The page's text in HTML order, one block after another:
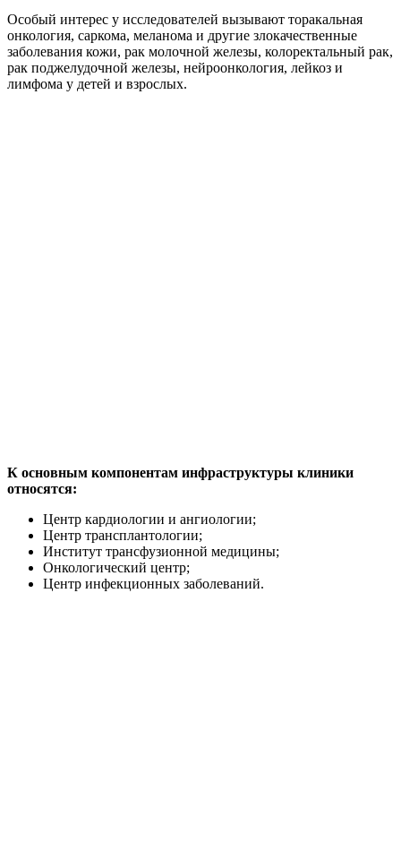
Особый интерес у исследователей вызывают торакальная
онкология, саркома, меланома и другие злокачественные
заболевания кожи, рак молочной железы, колоректальный рак,
рак поджелудочной железы, нейроонкология, лейкоз и
лимфома у детей и взрослых.
К основным компонентам инфраструктуры клиники
относятся:
Центр кардиологии и ангиологии;
Центр трансплантологии;
Институт трансфузионной медицины;
Онкологический центр;
Центр инфекционных заболеваний.